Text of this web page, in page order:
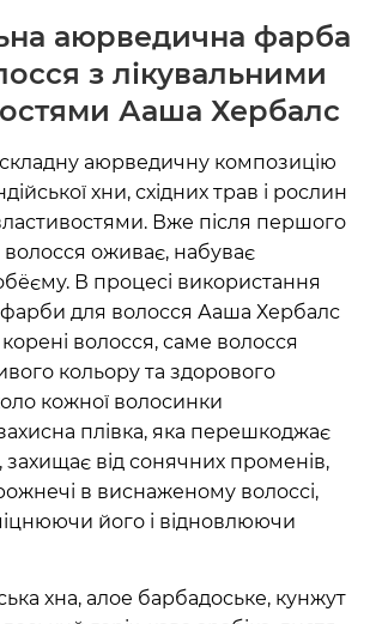
аюрведична фарба
з лікувальними
Ааша Хербалс
аюрведичну композицію
хни, східних трав і рослин
Вже після першого
волосся оживає, набуває
В процесі використання
для волосся Ааша Хербалс
волосся, саме волосся
кольору та здорового
кожної волосинки
плівка, яка перешкоджає
захищає від сонячних променів,
в виснаженому волоссі,
його і відновлюючи
хна, алое барбадоське, кунжут